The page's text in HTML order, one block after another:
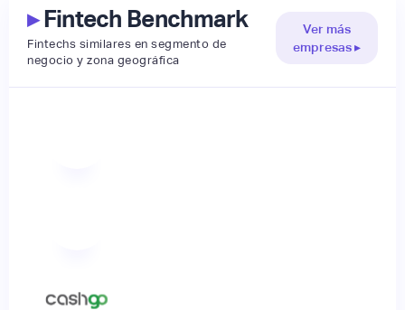
▸Fintech Benchmark
Fintechs similares en segmento de
negocio y zona geográfica
Ver más
empresas ▸